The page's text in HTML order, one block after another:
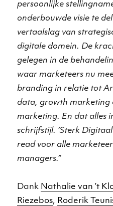
persoonlijke
onderbouwde visie te
vertaalslag van
digitale domein. De
gelegen in de
waar marketeers nu
branding in relatie tot
data, growth marketing
marketing. En dat alles
schrijfstijl. ’Sterk
read voor alle
managers.”
Dank Nathalie van ’t
Riezebos, Roderik